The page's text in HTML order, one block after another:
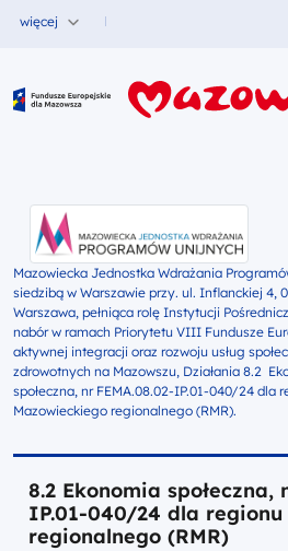
więcej
Fundusze Europejskie dla Mazowsza
Mazowiecka Jednostka Wdrażania
siedzibą w Warszawie przy. ul. Inflanckiej 4,
Warszawa, pełniąca rolę Instytucji
nabór w ramach Priorytetu VIII Fundusze
aktywnej integracji oraz rozwoju usług
zdrowotnych na Mazowszu, Działania 8.2
społeczna, nr FEMA.08.02-IP.01-040/24 dla
Mazowieckiego regionalnego (RMR).
8.2 Ekonomia społeczna,
IP.01-040/24 dla
regionalnego (RMR)